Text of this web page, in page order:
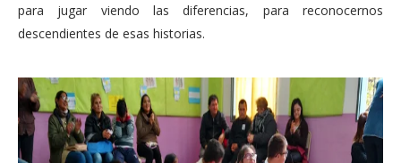
para jugar viendo las diferencias, para reconocernos
descendientes de esas historias.